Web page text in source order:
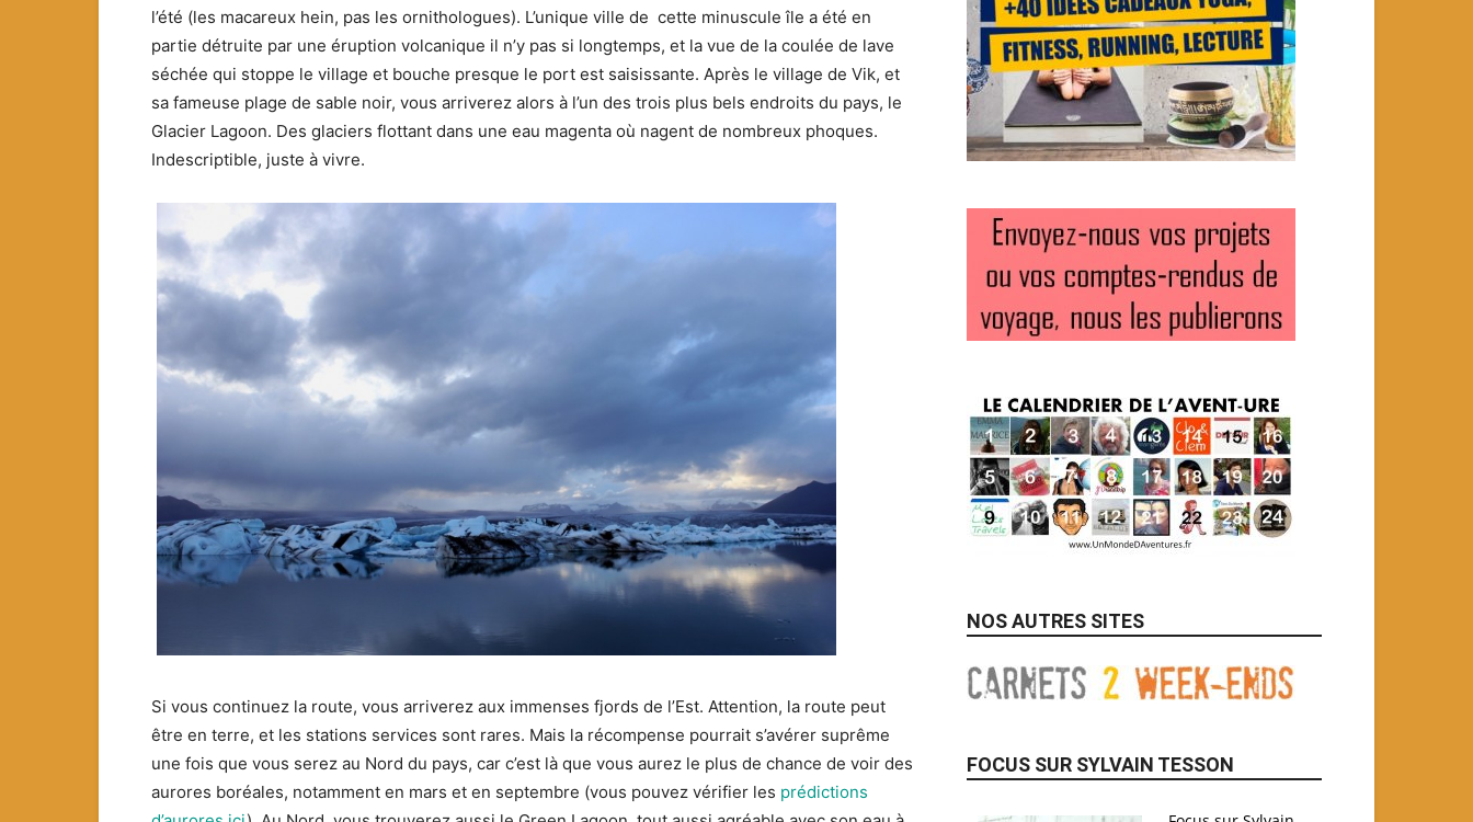
l’été (les macareux hein, pas les ornithologues). L’unique ville de cette minuscule île a été en
partie détruite par une éruption volcanique il n’y pas si longtemps, et la vue de la coulée de lave
séchée qui stoppe le village et bouche presque le port est saisissante. Après le village de Vik, et
sa fameuse plage de sable noir, vous arriverez alors à l’un des trois plus bels endroits du pays, le
Glacier Lagoon. Des glaciers flottant dans une eau magenta où nagent de nombreux phoques.
Indescriptible, juste à vivre.
Si vous continuez la route, vous arriverez aux immenses fjords de l’Est. Attention, la route peut
être en terre, et les stations services sont rares. Mais la récompense pourrait s’avérer suprême
une fois que vous serez au Nord du pays, car c’est là que vous aurez le plus de chance de voir des
aurores boréales, notamment en mars et en septembre (vous pouvez vérifier les prédictions
NOS AUTRES SITES
FOCUS SUR SYLVAIN TESSON